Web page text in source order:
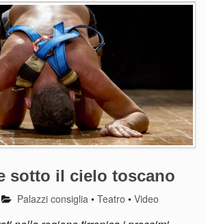
sotto il cielo toscano
Palazzi consiglia •Teatro •Video